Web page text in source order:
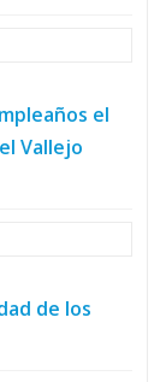
el
Vallejo
de los